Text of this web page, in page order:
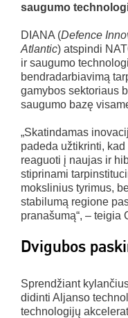
saugumo
DIANA (Defence
Atlantic) atspindi
ir saugumo
bendradarbiavimą
gamybos sektoriaus
saugumo bazę
„Skatindamas
padeda užtikrinti,
reaguoti į naujas ir
stiprinami
mokslinius tyrimus,
stabilumą regione
pranašumą“, – teigia
Dvigubos
Sprendžiant
didinti Aljanso
technologijų